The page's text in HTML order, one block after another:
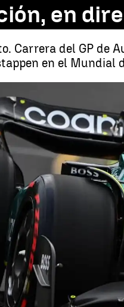
en
Carrera del GP de
en el Mundial